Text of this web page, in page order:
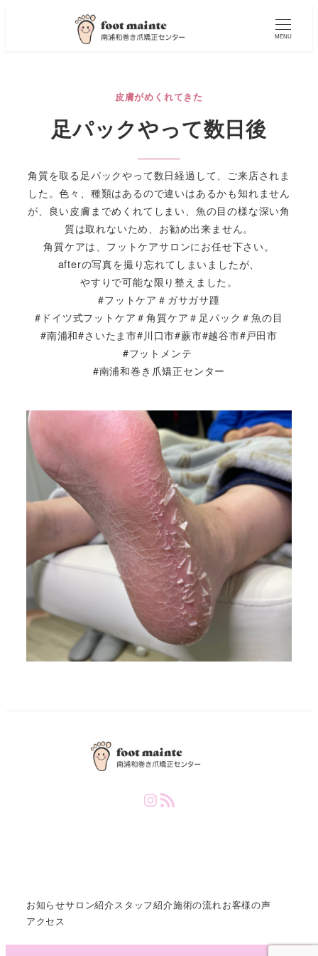
MENU
皮膚がめくれてきた
足パックやって数日後
角質を取る足パックやって数日経過して、ご来店されま
した。色々、種類はあるので違いはあるかも知れません
が、良い皮膚までめくれてしまい、魚の目の様な深い角
質は取れないため、お勧め出来ません。
角質ケアは、フットケアサロンにお任せ下さい。
afterの写真を撮り忘れてしまいましたが、
やすりで可能な限り整えました。
#フットケア＃ガサガサ踵
#ドイツ式フットケア＃角質ケア＃足パック＃魚の目
#南浦和#さいたま市#川口市#蕨市#越谷市#戸田市
#フットメンテ
#南浦和巻き爪矯正センター
InstagramRSS Feed
お知らせサロン紹介スタッフ紹介施術の流れお客様の声
アクセス